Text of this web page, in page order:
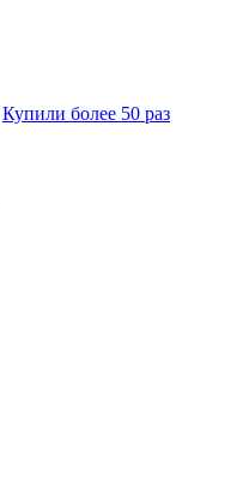
Купили более 50 раз